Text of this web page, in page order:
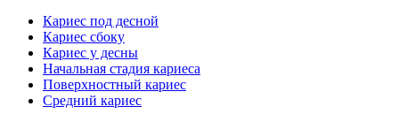
Кариес под десной
Кариес сбоку
Кариес у десны
Начальная стадия кариеса
Поверхностный кариес
Средний кариес